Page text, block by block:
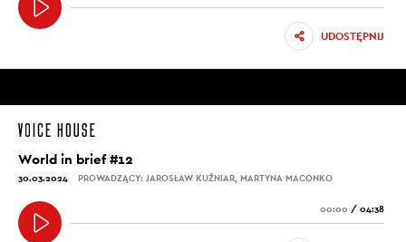
UDOSTĘPNIJ
World in brief #12
30.03.2024 PROWADZĄCY: JAROSŁAW KUŹNIAR, MARTYNA MACONKO
00:00 / 04:38